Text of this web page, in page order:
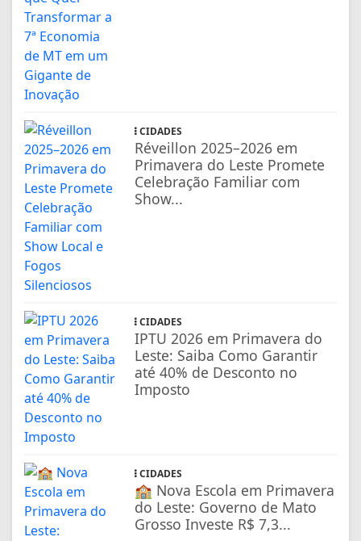
CIDADES
Réveillon 2025–2026 em
Primavera do Leste Promete
Celebração Familiar com
Show...
CIDADES
IPTU 2026 em Primavera do
Leste: Saiba Como Garantir
até 40% de Desconto no
Imposto
CIDADES
🏫 Nova Escola em Primavera
do Leste: Governo de Mato
Grosso Investe R$ 7,3...